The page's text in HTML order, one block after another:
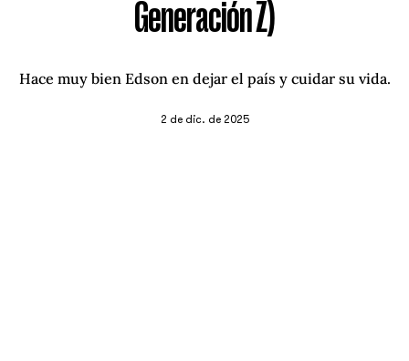
Generación Z)
Hace muy bien Edson en dejar el país y cuidar su vida.
2 de dic. de 2025